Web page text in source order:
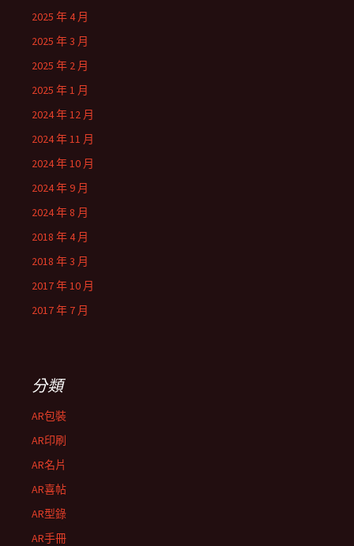
2025 年 4 月
2025 年 3 月
2025 年 2 月
2025 年 1 月
2024 年 12 月
2024 年 11 月
2024 年 10 月
2024 年 9 月
2024 年 8 月
2018 年 4 月
2018 年 3 月
2017 年 10 月
2017 年 7 月
分類
AR包裝
AR印刷
AR名片
AR喜帖
AR型錄
AR手冊